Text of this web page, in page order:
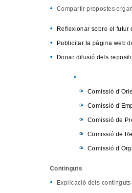
Compartir propostes
Reflexionar sobre el futur
Publicitar la pàgina web
Donar difusió dels
Comissió
Comissió
Comissió de
Comissió de
Comissió
Continguts
Explicació dels